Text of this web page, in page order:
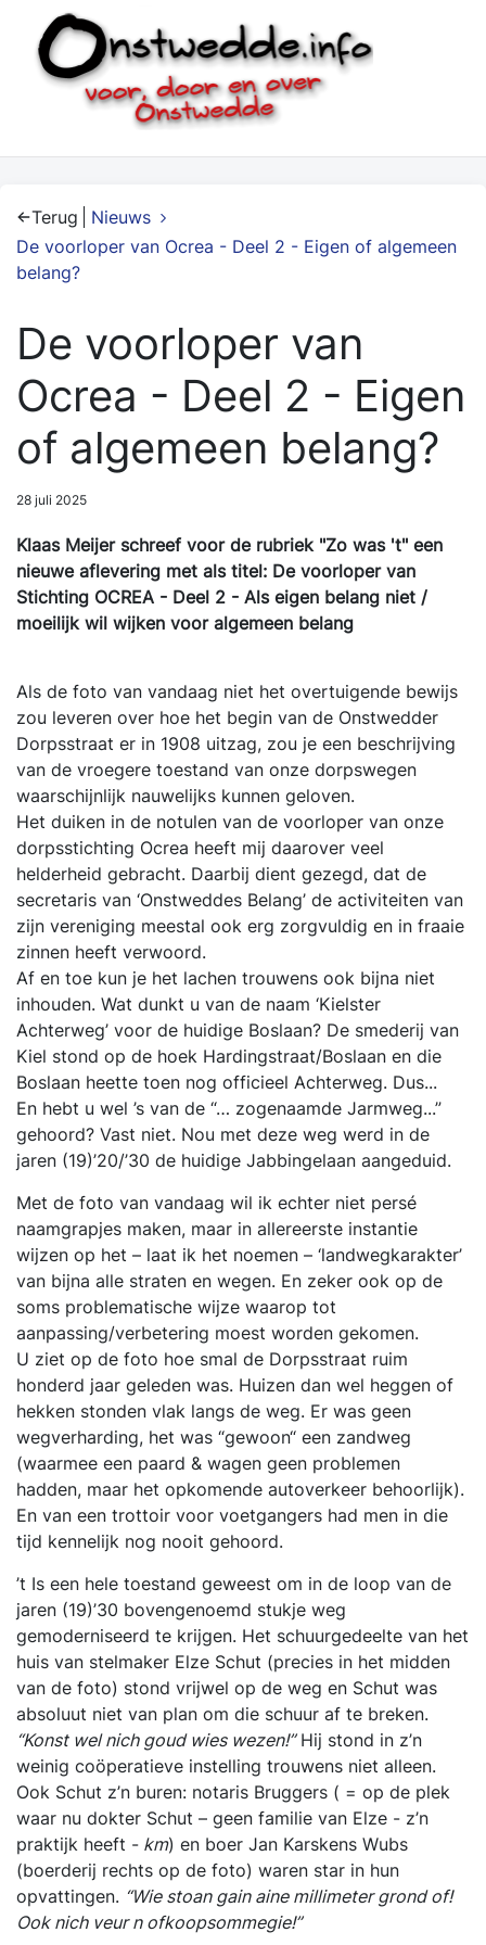
Terug
Nieuws
De voorloper van Ocrea - Deel 2 - Eigen of algemeen
belang?
De voorloper van
Ocrea - Deel 2 - Eigen
of algemeen belang?
28 juli 2025
Klaas Meijer schreef voor de rubriek "Zo was 't" een
nieuwe aflevering met als titel: De voorloper van
Stichting OCREA - Deel 2 - Als eigen belang niet /
moeilijk wil wijken voor algemeen belang
Als de foto van vandaag niet het overtuigende bewijs
zou leveren over hoe het begin van de Onstwedder
Dorpsstraat er in 1908 uitzag, zou je een beschrijving
van de vroegere toestand van onze dorpswegen
waarschijnlijk nauwelijks kunnen geloven.
Het duiken in de notulen van de voorloper van onze
dorpsstichting Ocrea heeft mij daarover veel
helderheid gebracht. Daarbij dient gezegd, dat de
secretaris van ‘Onstweddes Belang’ de activiteiten van
zijn vereniging meestal ook erg zorgvuldig en in fraaie
zinnen heeft verwoord.
Af en toe kun je het lachen trouwens ook bijna niet
inhouden. Wat dunkt u van de naam ‘Kielster
Achterweg’ voor de huidige Boslaan? De smederij van
Kiel stond op de hoek Hardingstraat/Boslaan en die
Boslaan heette toen nog officieel Achterweg. Dus...
En hebt u wel ’s van de “… zogenaamde Jarmweg...”
gehoord? Vast niet. Nou met deze weg werd in de
jaren (19)’20/’30 de huidige Jabbingelaan aangeduid.
Met de foto van vandaag wil ik echter niet persé
naamgrapjes maken, maar in allereerste instantie
wijzen op het – laat ik het noemen – ‘landwegkarakter’
van bijna alle straten en wegen. En zeker ook op de
soms problematische wijze waarop tot
aanpassing/verbetering moest worden gekomen.
U ziet op de foto hoe smal de Dorpsstraat ruim
honderd jaar geleden was. Huizen dan wel heggen of
hekken stonden vlak langs de weg. Er was geen
wegverharding, het was “gewoon“ een zandweg
(waarmee een paard & wagen geen problemen
hadden, maar het opkomende autoverkeer behoorlijk).
En van een trottoir voor voetgangers had men in die
tijd kennelijk nog nooit gehoord.
’t Is een hele toestand geweest om in de loop van de
jaren (19)’30 bovengenoemd stukje weg
gemoderniseerd te krijgen. Het schuurgedeelte van het
huis van stelmaker Elze Schut (precies in het midden
van de foto) stond vrijwel op de weg en Schut was
absoluut niet van plan om die schuur af te breken.
“Konst wel nich goud wies wezen!”Hij stond in z’n
weinig coöperatieve instelling trouwens niet alleen.
Ook Schut z’n buren: notaris Bruggers ( = op de plek
waar nu dokter Schut – geen familie van Elze - z’n
praktijk heeft - km) en boer Jan Karskens Wubs
(boerderij rechts op de foto) waren star in hun
opvattingen. “Wie stoan gain aine millimeter grond of!
Ook nich veur n ofkoopsommegie!”